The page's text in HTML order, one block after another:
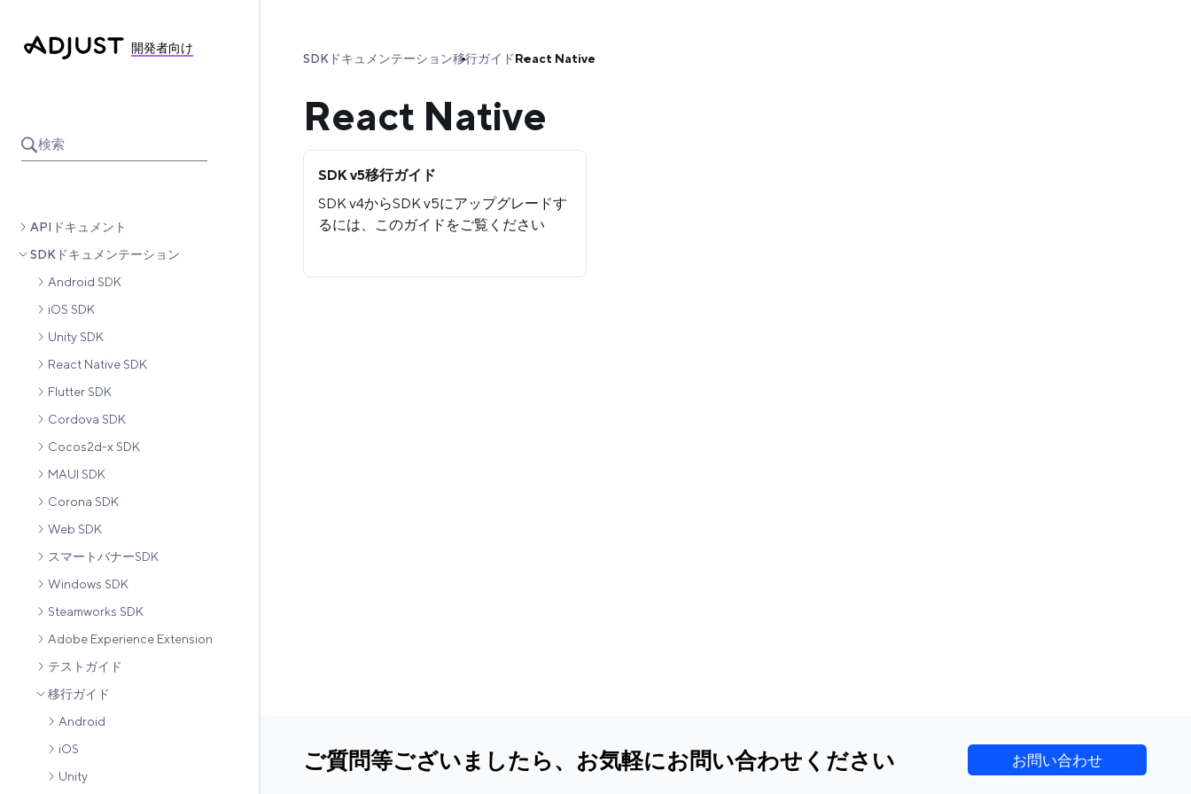
開発者向け
検索
APIドキュメント
SDKドキュメンテーション
Android SDK
iOS SDK
Unity SDK
React Native SDK
Flutter SDK
Cordova SDK
Cocos2d-x SDK
MAUI SDK
Corona SDK
Web SDK
スマートバナーSDK
Windows SDK
Steamworks SDK
Adobe Experience Extension
テストガイド
移行ガイド
Android
iOS
Unity
SDKドキュメンテーション移行ガイドReact Native
React Native
SDK v5移行ガイド
SDK v4からSDK v5にアップグレードす
るには、このガイドをご覧ください
ご質問等ございましたら、お気軽にお問い合わせください お問い合わせ